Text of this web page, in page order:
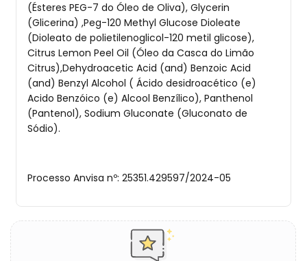
(Ésteres PEG-7 do Óleo de Oliva), Glycerin
(Glicerina) ,Peg-120 Methyl Glucose Dioleate
(Dioleato de polietilenoglicol-120 metil glicose),
Citrus Lemon Peel Oil (Óleo da Casca do Limão
Citrus),Dehydroacetic Acid (and) Benzoic Acid
(and) Benzyl Alcohol ( Ácido desidroacético (e)
Acido Benzóico (e) Alcool Benzílico), Panthenol
(Pantenol), Sodium Gluconate (Gluconato de
Sódio).
Processo Anvisa nº: 25351.429597/2024-05